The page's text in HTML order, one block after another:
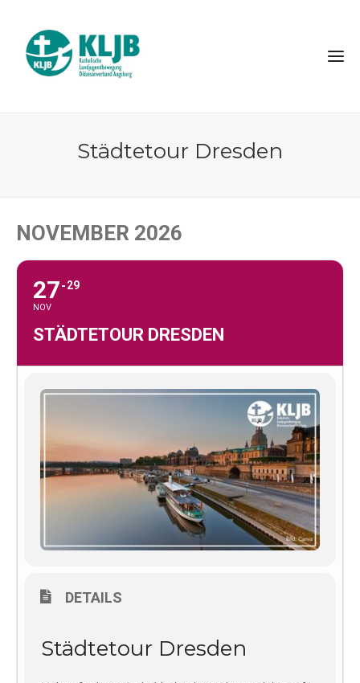
Städtetour Dresden
NOVEMBER 2026
27
NOV
29
STÄDTETOUR DRESDEN
DETAILS
Städtetour Dresden